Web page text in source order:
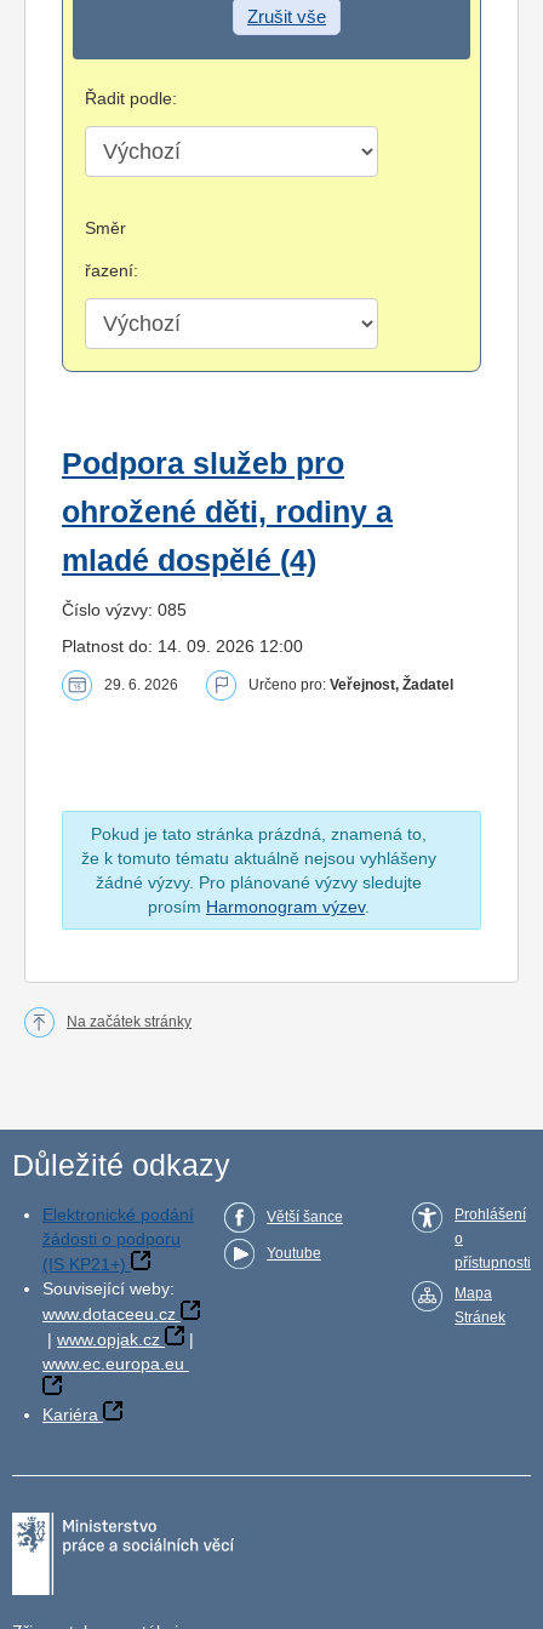
Zrušit vše
Řadit podle:
Směr
řazení:
Podpora služeb pro
ohrožené děti, rodiny a
mladé dospělé (4)
Číslo výzvy: 085
Platnost do: 14. 09. 2026 12:00
29. 6. 2026 Určeno pro: Veřejnost, Žadatel
Pokud je tato stránka prázdná, znamená to,
že k tomuto tématu aktuálně nejsou vyhlášeny
žádné výzvy. Pro plánované výzvy sledujte
prosím Harmonogram výzev.
Na začátek stránky
Důležité odkazy
Elektronické podání
žádosti o podporu
(IS KP21+)
Související weby:
www.dotaceeu.cz
| www.opjak.cz
|
www.ec.europa.eu
Kariéra
Větší šance
Youtube
Prohlášení
o
přístupnosti
Mapa
Stránek